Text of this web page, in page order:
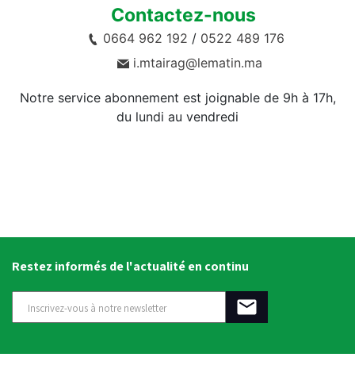
Contactez-nous
0664 962 192 / 0522 489 176
i.mtairag@lematin.ma
Notre service abonnement est joignable de 9h à 17h,
du lundi au vendredi
Restez informés de l'actualité en continu